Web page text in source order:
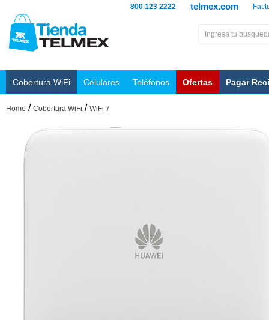
telmex.com
800 123 2222
Cobertura WiFi Celulares Teléfonos Ofertas Pagar
Home / Cobertura WiFi / WiFi 7